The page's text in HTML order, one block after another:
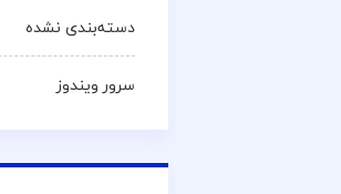
دسته‌بندی نشده
سرور ویندوز